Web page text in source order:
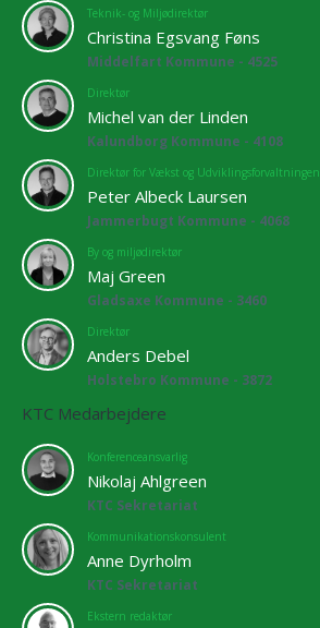
Teknik- og Miljødirektør
Christina Egsvang Føns
Middelfart Kommune - 4525
Direktør
Michel van der Linden
Kalundborg Kommune - 4108
Direktør for Vækst og Udviklingsforvaltningen
Peter Albeck Laursen
Jammerbugt Kommune - 4068
By og miljødirektør
Maj Green
Gladsaxe Kommune - 3460
Direktør
Anders Debel
Holstebro Kommune - 3872
KTC Medarbejdere
Konferenceansvarlig
Nikolaj Ahlgreen
KTC Sekretariat
Kommunikationskonsulent
Anne Dyrholm
KTC Sekretariat
Ekstern redaktør